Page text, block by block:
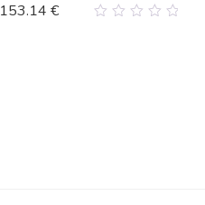
153.14 €